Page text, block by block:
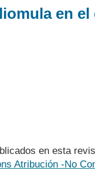
en el
en esta
Atribución -No